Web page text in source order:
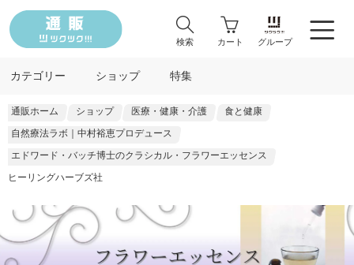
検索 カート グループ
カテゴリー ショップ 特集
通販ホーム ショップ 医療・健康・介護
食と健康
自然療法ラボ｜中村裕恵プロデュース
エドワード・バッチ博士のクラシカル・フラワーエッセンス
ヒーリングハーブズ社